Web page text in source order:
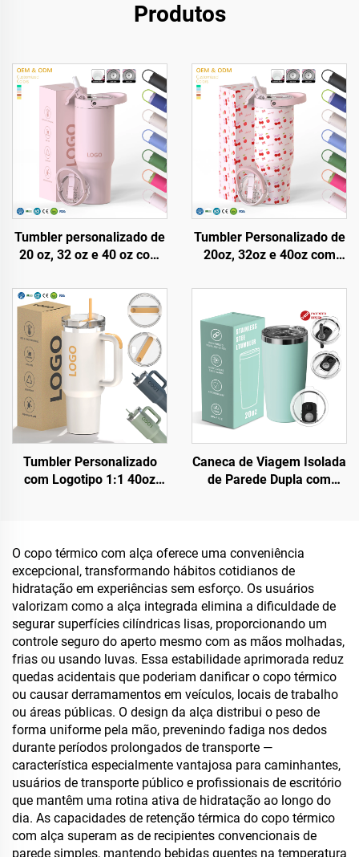
Produtos
Tumbler personalizado de
20 oz, 32 oz e 40 oz com
inoxidável com isolamento
a vácuo, reutilizável, com
alça superior e tampa com
canudo
Tumbler Personalizado de
20oz, 32oz e 40oz com
Tampa com Canudo Flip,
Caneca de Aço Inoxidável
para Viagem com Alça,
para Bebidas Quentes e
Frias
Tumbler Personalizado
com Logotipo 1:1 40oz
Namorados e Camping
Caneca de Viagem Isolada
de Parede Dupla com
O copo térmico com alça oferece uma conveniência
excepcional, transformando hábitos cotidianos de
hidratação em experiências sem esforço. Os usuários
valorizam como a alça integrada elimina a dificuldade de
segurar superfícies cilíndricas lisas, proporcionando um
controle seguro do aperto mesmo com as mãos molhadas,
frias ou usando luvas. Essa estabilidade aprimorada reduz
quedas acidentais que poderiam danificar o copo térmico
ou causar derramamentos em veículos, locais de trabalho
ou áreas públicas. O design da alça distribui o peso de
forma uniforme pela mão, prevenindo fadiga nos dedos
durante períodos prolongados de transporte —
característica especialmente vantajosa para caminhantes,
usuários de transporte público e profissionais de escritório
que mantêm uma rotina ativa de hidratação ao longo do
dia. As capacidades de retenção térmica do copo térmico
com alça superam as de recipientes convencionais de
parede simples, mantendo bebidas quentes na temperatura